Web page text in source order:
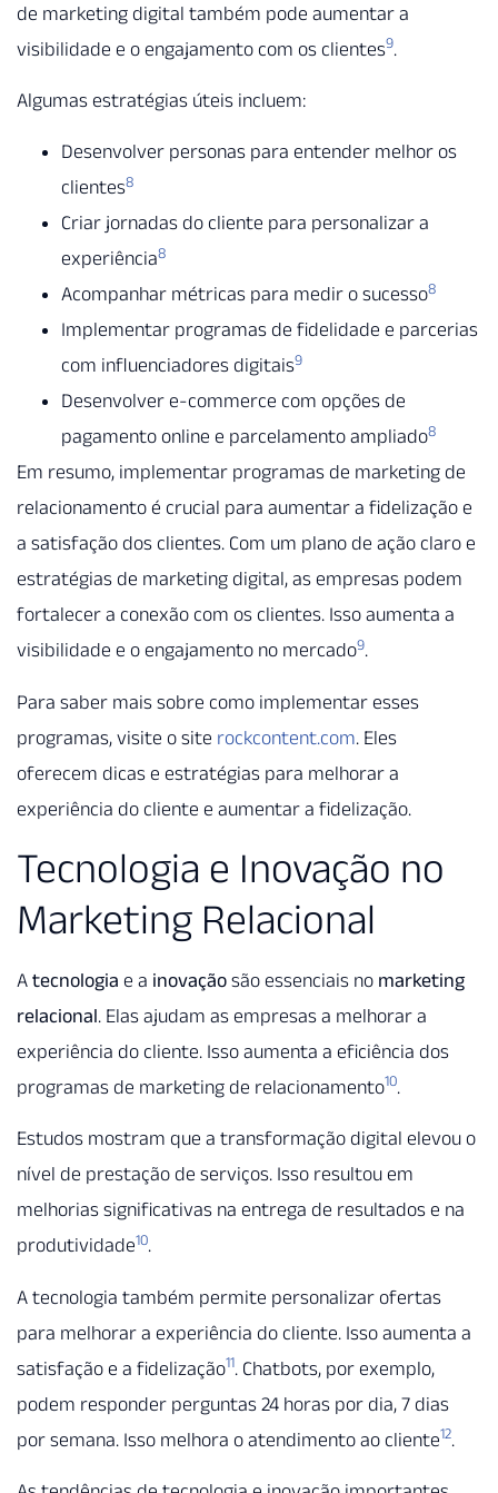
de marketing digital também pode aumentar a
visibilidade e o engajamento com os clientes9.
Algumas estratégias úteis incluem:
Desenvolver personas para entender melhor os
clientes8
Criar jornadas do cliente para personalizar a
experiência8
Acompanhar métricas para medir o sucesso8
Implementar programas de fidelidade e parcerias
com influenciadores digitais9
Desenvolver e-commerce com opções de
pagamento online e parcelamento ampliado8
Em resumo, implementar programas de marketing de
relacionamento é crucial para aumentar a fidelização e
a satisfação dos clientes. Com um plano de ação claro e
estratégias de marketing digital, as empresas podem
fortalecer a conexão com os clientes. Isso aumenta a
visibilidade e o engajamento no mercado9.
Para saber mais sobre como implementar esses
programas, visite o site rockcontent.com. Eles
oferecem dicas e estratégias para melhorar a
experiência do cliente e aumentar a fidelização.
Tecnologia e Inovação no
Marketing Relacional
A tecnologia e a inovação são essenciais no marketing
relacional. Elas ajudam as empresas a melhorar a
experiência do cliente. Isso aumenta a eficiência dos
programas de marketing de relacionamento10.
Estudos mostram que a transformação digital elevou o
nível de prestação de serviços. Isso resultou em
melhorias significativas na entrega de resultados e na
produtividade10.
A tecnologia também permite personalizar ofertas
para melhorar a experiência do cliente. Isso aumenta a
satisfação e a fidelização11. Chatbots, por exemplo,
podem responder perguntas 24 horas por dia, 7 dias
por semana. Isso melhora o atendimento ao cliente12.